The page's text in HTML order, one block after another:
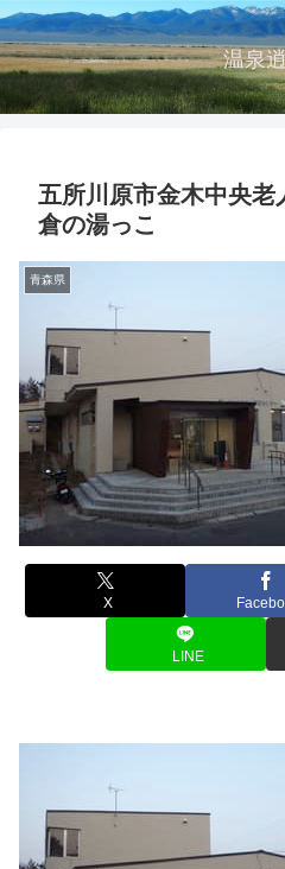
温泉
五所川原市金木中央
倉の湯っこ
青森県
X
LINE